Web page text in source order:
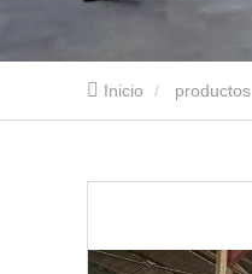
Inicio productos